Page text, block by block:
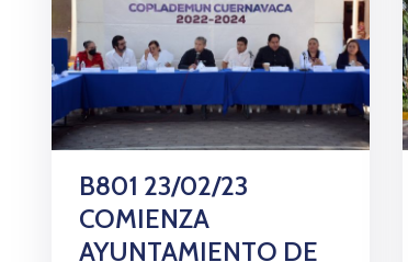
B801 23/02/23
COMIENZA
AYUNTAMIENTO DE